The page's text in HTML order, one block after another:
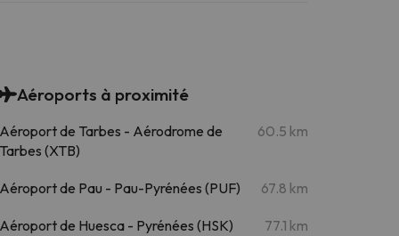
Aéroports à proximité
Aéroport de Tarbes - Aérodrome de
Tarbes (XTB)
60.5 km
Aéroport de Pau - Pau-Pyrénées (PUF) 67.8 km
Aéroport de Huesca - Pyrénées (HSK) 77.1 km